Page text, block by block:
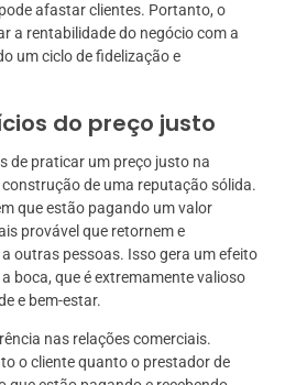
afastar clientes. Portanto, o
a rentabilidade do negócio com a
um ciclo de fidelização e
do preço justo
de praticar um preço justo na
de uma reputação sólida.
que estão pagando um valor
provável que retornem e
outras pessoas. Isso gera um efeito
boca, que é extremamente valioso
e bem-estar.
nas relações comerciais.
o cliente quanto o prestador de